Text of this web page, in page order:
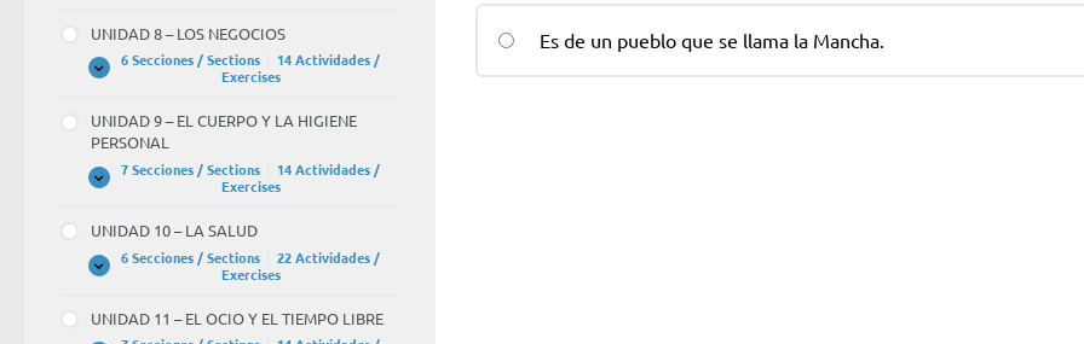
Es de un pueblo que se llama la Mancha.
LOS
BANCOS
UNIDAD 8 – LOS NEGOCIOS
Expandir
UNIDAD
LOS
NEGOCIOS
6 Secciones / Sections
14 Actividades /
Exercises
UNIDAD 9 – EL CUERPO Y LA HIGIENE
PERSONAL
Expandir
UNIDAD
EL
CUERPO
Y
PERSONAL
7 Secciones / Sections
14 Actividades /
Exercises
UNIDAD 10 – LA SALUD
Expandir
UNIDAD
LA
SALUD
6 Secciones / Sections
22 Actividades /
Exercises
UNIDAD 11 – EL OCIO Y EL TIEMPO LIBRE